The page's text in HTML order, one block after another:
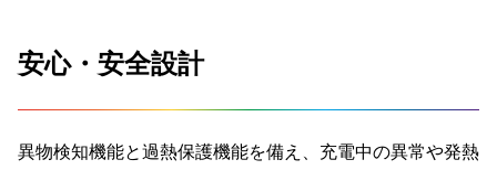
安心・安全設計
異物検知機能と過熱保護機能を備え、充電中の異常や発熱